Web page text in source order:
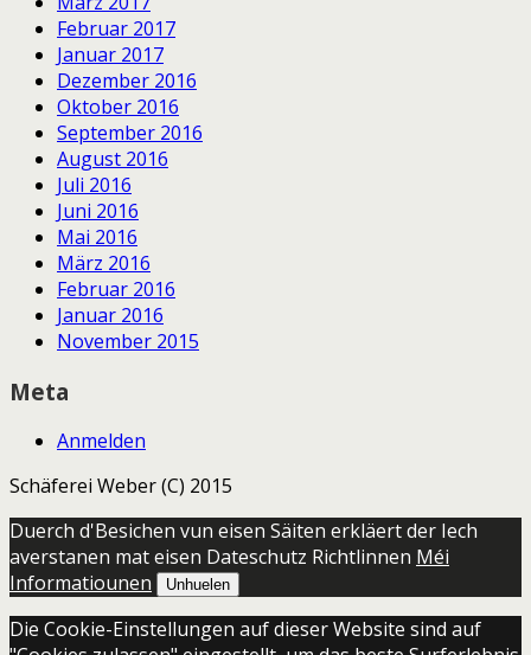
Februar 2017
Januar 2017
Dezember 2016
Oktober 2016
September 2016
August 2016
Juli 2016
Juni 2016
Mai 2016
März 2016
Februar 2016
Januar 2016
November 2015
Meta
Anmelden
Schäferei Weber (C) 2015
Duerch d'Besichen vun eisen Säiten erkläert der Iech
averstanen mat eisen Dateschutz Richtlinnen Méi
Informatiounen
Unhuelen
Die Cookie-Einstellungen auf dieser Website sind auf